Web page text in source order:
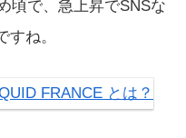
頃で、急上昇でSNSな
ね。